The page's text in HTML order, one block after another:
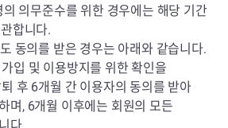
의무준수를 위한 경우에는 해당 기간
합니다.
동의를 받은 경우는 아래와 같습니다.
입 및 이용방지를 위한 확인을
후 6개월 간 이용자의 동의를 받아
며, 6개월 이후에는 회원의 모든